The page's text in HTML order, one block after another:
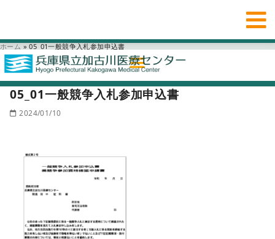
ホーム » 05_01一般競争入札参加申込書
05_01一般競争入札参加申込書
2024/01/10